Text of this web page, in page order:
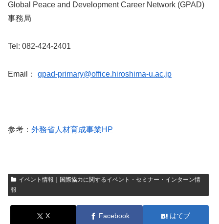
Global Peace and Development Career Network (GPAD)
事務局
Tel: 082-424-2401
Email： gpad-primary@office.hiroshima-u.ac.jp
参考： 外務省人材育成事業HP
イベント情報｜国際協力に関するイベント・セミナー・インターン情
報
X Facebook はてブ